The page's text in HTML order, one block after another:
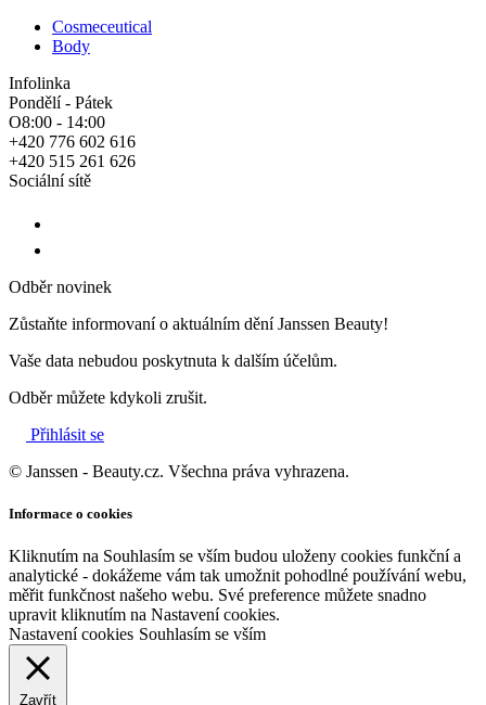
Cosmeceutical
Body
Infolinka
Pondělí - Pátek
O8:00 - 14:00
+420 776 602 616
+420 515 261 626
Sociální sítě
Odběr novinek
Zůstaňte informovaní o aktuálním dění Janssen Beauty!
Vaše data nebudou poskytnuta k dalším účelům.
Odběr můžete kdykoli zrušit.
Přihlásit se
© Janssen - Beauty.cz. Všechna práva vyhrazena.
Informace o cookies
Kliknutím na Souhlasím se vším budou uloženy cookies funkční a
analytické - dokážeme vám tak umožnit pohodlné používání webu,
měřit funkčnost našeho webu. Své preference můžete snadno
upravit kliknutím na Nastavení cookies.
Nastavení cookies Souhlasím se vším
Zavřít